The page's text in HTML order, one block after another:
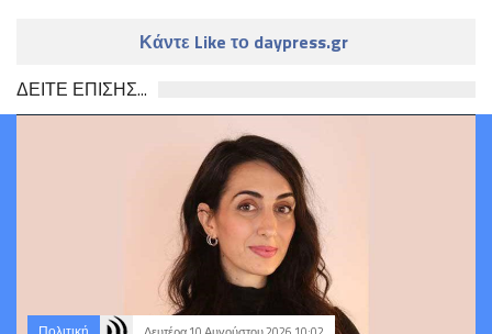
Κάντε Like το daypress.gr
ΔΕΙΤΕ ΕΠΙΣΗΣ...